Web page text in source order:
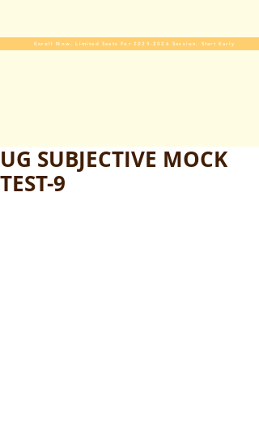
Enroll Now. Limited Seats For 2025-2026 Session. Start Early
UG SUBJECTIVE MOCK
TEST-9